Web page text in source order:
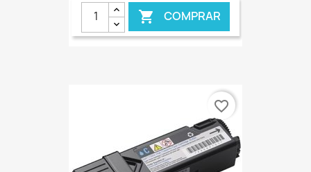
 COMPRAR
favorite_border